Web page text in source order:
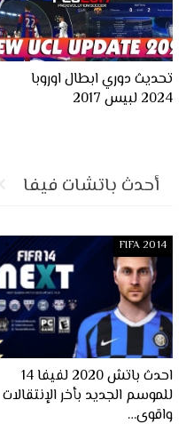
تحديث دوري ابطال اوروبا
2024 لبيس 2017
أحدث باتشات فيفا
FIFA 2014
احدث باتش 2020 لفيفا 14
للموسم الجديد بأخر الإنتقالات
واقوى…